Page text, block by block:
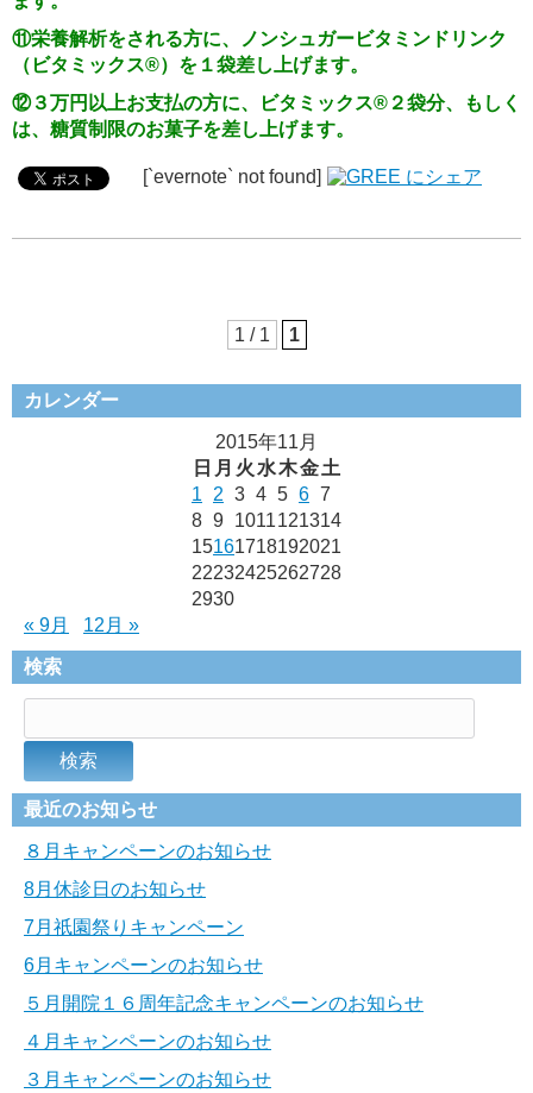
⑪栄養解析をされる方に、ノンシュガービタミンドリンク
（ビタミックス®）を１袋差し上げます。
⑫３万円以上お支払の方に、ビタミックス®２袋分、もしく
は、糖質制限のお菓子を差し上げます。
[`evernote` not found]
1 / 1 1
カレンダー
2015年11月
日 月 火 水木金土
1
2 3 4 5 6 7
8 9 1011121314
15161718192021
22232425262728
2930
« 9月
12月 »
検索
最近のお知らせ
８月キャンペーンのお知らせ
8月休診日のお知らせ
7月祇園祭りキャンペーン
6月キャンペーンのお知らせ
５月開院１６周年記念キャンペーンのお知らせ
４月キャンペーンのお知らせ
３月キャンペーンのお知らせ